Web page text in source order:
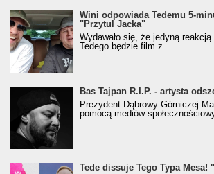
Wini odpowiada Tedemu 5-
"Przytul Jacka"
Wydawało się, że jedyną
Tedego będzie film z...
Bas Tajpan R.I.P. - artysta
Prezydent Dąbrowy Górniczej
pomocą mediów
Tede dissuje Tego Typa Mesa!